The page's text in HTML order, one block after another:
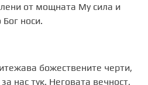
от мощната Му сила и
носи.
божествените черти,
нас тук. Неговата вечност,